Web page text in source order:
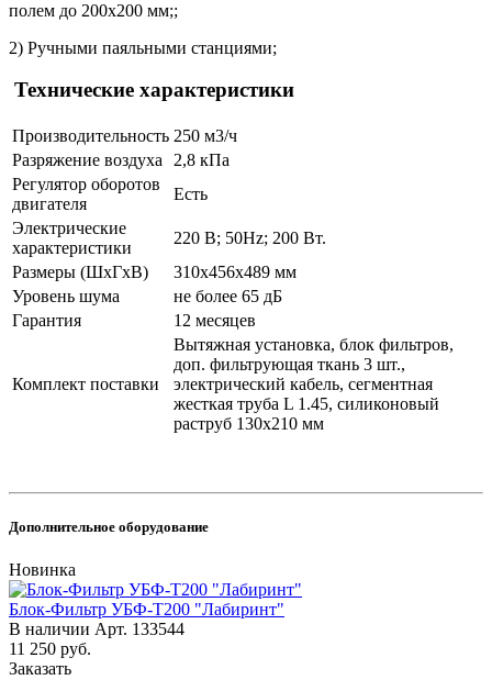
полем до 200х200 мм;;
2) Ручными паяльными станциями;
Технические характеристики
Производительность 250 м3/ч
Разряжение воздуха
2,8 кПа
Регулятор оборотов
двигателя
Есть
Электрические
характеристики
220 В; 50Hz; 200 Вт.
Размеры (ШхГхВ)
310х456х489 мм
Уровень шума
не более 65 дБ
Гарантия
12 месяцев
Комплект поставки
Вытяжная установка, блок фильтров,
доп. фильтрующая ткань 3 шт.,
электрический кабель, сегментная
жесткая труба L 1.45, силиконовый
раструб 130х210 мм
Дополнительное оборудование
Новинка
Блок-Фильтр УБФ-Т200 "Лабиринт"
В наличии Арт. 133544
11 250 руб.
Заказать